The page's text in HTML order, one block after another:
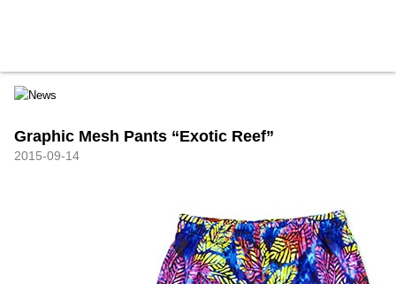
Graphic Mesh Pants “Exotic Reef”
2015-09-14